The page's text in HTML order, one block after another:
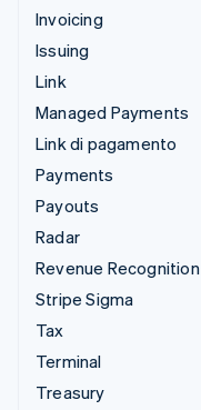
Invoicing
Issuing
Link
Managed Payments
Link di pagamento
Payments
Payouts
Radar
Revenue Recognition
Stripe Sigma
Tax
Terminal
Treasury